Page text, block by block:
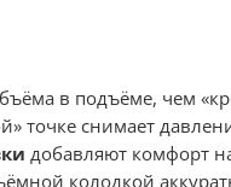
в подъёме, чем
точке снимает
добавляют комфорт
колодкой